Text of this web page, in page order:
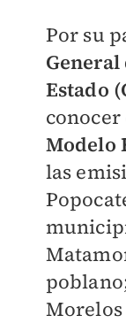
Por su
Estado
Modelo
las
Morelos